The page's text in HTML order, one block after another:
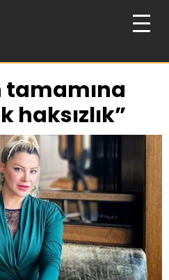
tamamına
haksızlık”